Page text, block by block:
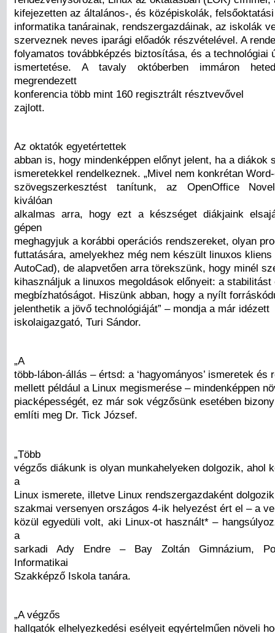
kifejezetten az általános-, és középiskolák,
informatika tanárainak, rendszergazdáinak, az iskolák
szerveznek neves iparági előadók részvételével. A
folyamatos továbbképzés biztosítása, és a technológiai
ismertetése. A tavaly októberben immáron
megrendezett
konferencia több mint 160 regisztrált résztvevővel
zajlott.
Az oktatók egyetértettek
abban is, hogy mindenképpen előnyt jelent, ha a diákok
ismeretekkel rendelkeznek. „Mivel nem konkrétan
szövegszerkesztést tanítunk, az OpenOffice
kiválóan
alkalmas arra, hogy ezt a készséget diákjaink
gépen
meghagyjuk a korábbi operációs rendszereket, olyan
futtatására, amelyekhez még nem készült linuxos kliens
AutoCad), de alapvetően arra törekszünk, hogy minél
kihasználjuk a linuxos megoldások előnyeit: a stabilitást
megbízhatóságot. Hiszünk abban, hogy a nyílt
jelenthetik a jövő technológiáját” – mondja a már idézett
iskolaigazgató, Turi Sándor.
„A
több-lábon-állás – értsd: a ‘hagyományos’ ismeretek és
mellett például a Linux megismerése – mindenképpen
piacképességét, ez már sok végzősünk esetében
említi meg Dr. Tick József.
„Több
végzős diákunk is olyan munkahelyeken dolgozik, ahol
a
Linux ismerete, illetve Linux rendszergazdaként
szakmai versenyen országos 4-ik helyezést ért el – a
közül egyedüli volt, aki Linux-ot használt* –
a
sarkadi Ady Endre – Bay Zoltán Gimnázium,
Informatikai
Szakképző Iskola tanára.
„A végzős
hallgatók elhelyezkedési esélyeit egyértelműen növeli